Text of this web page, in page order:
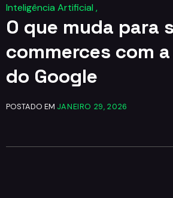
Inteligência Artificial ,
O que muda para
commerces com
do Google
POSTADO EM JANEIRO 29, 2026